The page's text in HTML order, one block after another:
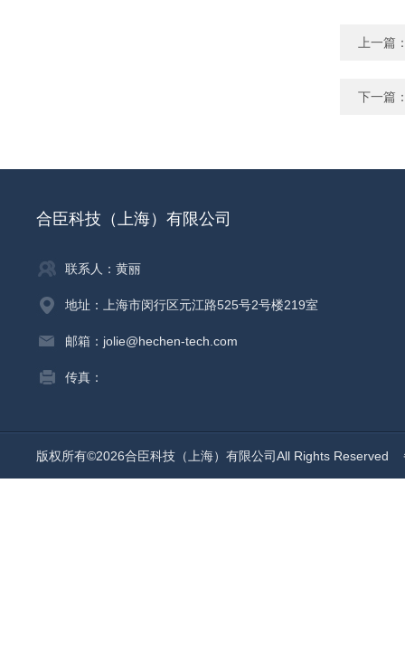
上一篇
下一篇
合臣科技（上海）有限公司
联系人：黄丽
地址：上海市闵行区元江路525号2号楼219室
邮箱：jolie@hechen-tech.com
传真：
版权所有©2026合臣科技（上海）有限公司All Rights Reserved